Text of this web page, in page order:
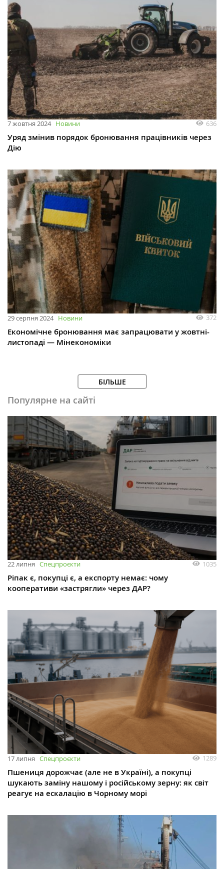
7 жовтня 2024 Новини 636
Уряд змінив порядок бронювання працівників через
Дію
29 серпня 2024 Новини 372
Економічне бронювання має запрацювати у жовтні-
листопаді — Мінекономіки
БІЛЬШЕ
Популярне на сайті
22 липня Спецпроєкти 1035
Ріпак є, покупці є, а експорту немає: чому
кооперативи «застрягли» через ДАР?
17 липня Спецпроєкти 1289
Пшениця дорожчає (але не в Україні), а покупці
шукають заміну нашому і російському зерну: як світ
реагує на ескалацію в Чорному морі